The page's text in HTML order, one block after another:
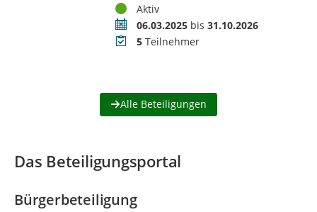
StatusAktiv
Zeitraum06.03.2025bis 31.10.2026
Teilnehmer
5Teilnehmer
Alle Beteiligungen
Das Beteiligungsportal
Bürgerbeteiligung